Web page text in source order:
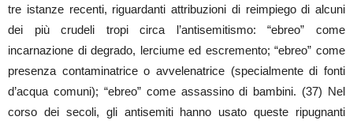
tre istanze recenti, riguardanti attribuzioni di reimpiego di alcuni
dei più crudeli tropi circa l’antisemitismo: “ebreo” come
incarnazione di degrado, lerciume ed escremento; “ebreo” come
presenza contaminatrice o avvelenatrice (specialmente di fonti
d’acqua comuni); “ebreo” come assassino di bambini. (37) Nel
corso dei secoli, gli antisemiti hanno usato queste ripugnanti